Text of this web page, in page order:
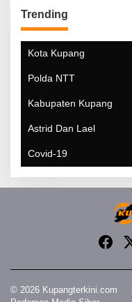
Trending
Kota Kupang
Polda NTT
Kabupaten Kupang
Astrid Dan Lael
Covid-19
© 2026 Kupangterkini.com